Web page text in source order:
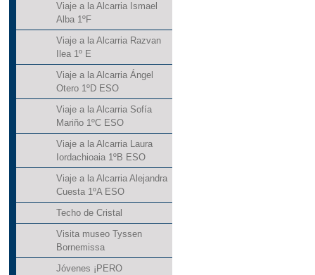
Viaje a la Alcarria Ismael
Alba 1ºF
Viaje a la Alcarria Razvan
Ilea 1º E
Viaje a la Alcarria Ángel
Otero 1ºD ESO
Viaje a la Alcarria Sofía
Mariño 1ºC ESO
Viaje a la Alcarria Laura
Iordachioaia 1ºB ESO
Viaje a la Alcarria Alejandra
Cuesta 1ºA ESO
Techo de Cristal
Visita museo Tyssen
Bornemissa
Jóvenes ¡PERO